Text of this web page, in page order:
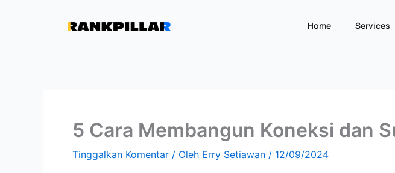
Home Services
5 Cara Membangun Koneksi dan
Tinggalkan Komentar / Oleh Erry Setiawan / 12/09/2024